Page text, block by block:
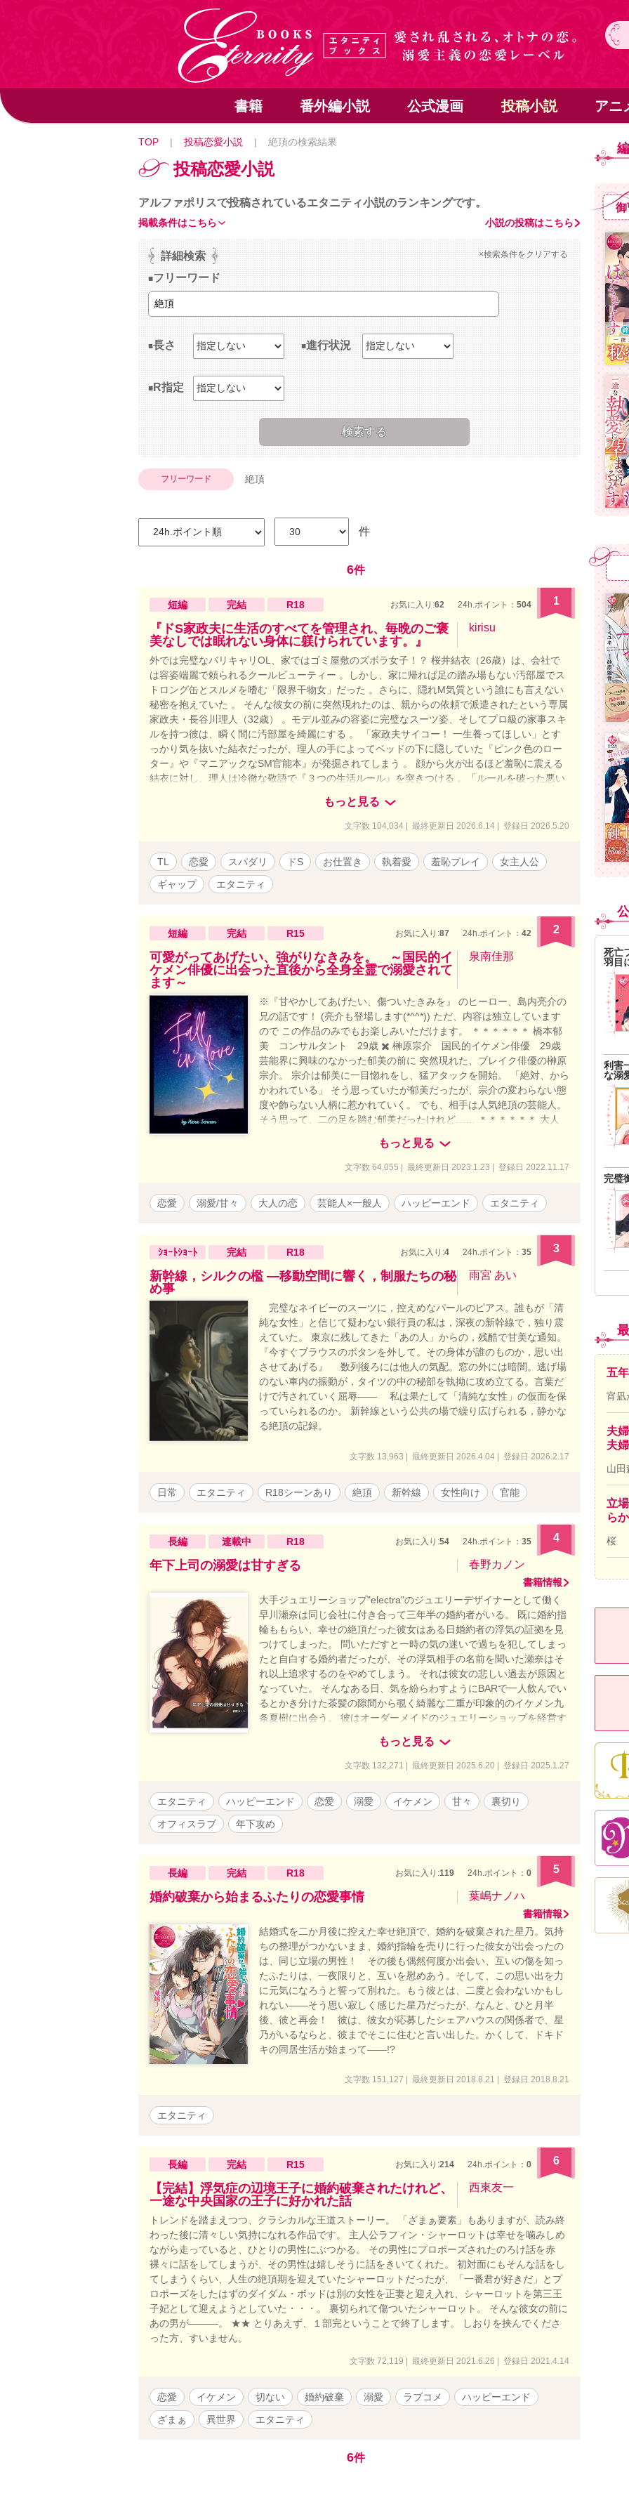
書籍 番外編小説 公式漫画 投稿小説 アニ
TOP | 投稿恋愛小説 | 絶頂の検索結果
投稿恋愛小説
アルファポリスで投稿されているエタニティ小説のランキングです。
小説の投稿はこちら
掲載条件はこちら
詳細検索 ×検索条件をクリアする
フリーワード
長さ 進行状況
R指定
フリーワード 絶頂
件
6件
短編 完結 R18 お気に入り:62 24h.ポイント： 504 1
『ドS家政夫に生活のすべてを管理され、毎晩のご褒
美なしでは眠れない身体に躾けられています。』
kirisu
外では完璧なバリキャリOL、家ではゴミ屋敷のズボラ女子！？ 桜井結衣（26歳）は、会社で
は容姿端麗で頼られるクールビューティー 。しかし、家に帰れば足の踏み場もない汚部屋でス
トロング缶とスルメを嗜む「限界干物女」だった 。さらに、隠れM気質という誰にも言えない
秘密を抱えていた 。 そんな彼女の前に突然現れたのは、親からの依頼で派遣されたという専属
家政夫・長谷川理人（32歳） 。モデル並みの容姿に完璧なスーツ姿、そしてプロ級の家事スキ
ルを持つ彼は、瞬く間に汚部屋を綺麗にする 。 「家政夫サイコー！ 一生養ってほしい」とす
っかり気を抜いた結衣だったが、理人の手によってベッドの下に隠していた『ピンク色のロー
ター』や『マニアックなSM官能本』が発掘されてしまう 。 顔から火が出るほど羞恥に震える
結衣に対し、理人は冷徹な敬語で『３つの生活ルール』を突きつける 。「ルールを破った悪い
子には……そのおもちゃで『躾（お仕置き）』をさせていただきます」 靴下を脱ぎっぱなしに
した罰として、理人の長い脚の上にうつ伏せに乗せられ、自らの手で下着を下ろさせられる屈
辱的なお尻ペンペン 。腸に溜まった悪いものを洗い流すという名目で、逃げ場のない羞恥心と
できました」と別人のように甘く抱きしめられ、発掘されたおもちゃで極上の絶頂を与えられ
るご褒美タイム 。 理人の与える「飴と鞭」に、結衣の心と身体は彼なしでは生きられないほど
依存していく 。 しかし、この完璧な家政夫には、結衣の知らない“裏の顔”があった――。 なぜ
彼は、結衣のすべてをそこまで知り尽くしているのか？ 時折見せる、ただの家政夫とは思えな
通点……。 冷徹な仮面の下に隠された彼の本当の目的とは！？ 愛が重すぎる謎のスパダリによ
る、逃げ場のない極上溺愛調教ライフが幕を開ける！
もっと見る
文字数 104,034 | 最終更新日 2026.6.14 | 登録日 2026.5.20
TL 恋愛 スパダリ ドS お仕置き 執着愛 羞恥プレイ
女主人公
ギャップ
エタニティ
短編 完結 R15 お気に入り:87 24h.ポイント： 42 2
可愛がってあげたい、強がりなきみを。 ～国民的イ
ケメン俳優に出会った直後から全身全霊で溺愛されて
ます～
泉南佳那
※『甘やかしてあげたい、傷ついたきみを』 のヒーロー、島内亮介の
兄の話です！ (亮介も登場します(*^^*)) ただ、内容は独立しています
ので この作品のみでもお楽しみいただけます。 ＊＊＊＊＊＊ 橋本郁
美 コンサルタント 29歳 ✖️ 榊原宗介 国民的イケメン俳優 29歳
芸能界に興味のなかった郁美の前に 突然現れた、ブレイク俳優の榊原
宗介。 宗介は郁美に一目惚れをし、猛アタックを開始。 「絶対、から
かわれている」 そう思っていたが郁美だったが、宗介の変わらない態
度や飾らない人柄に惹かれていく。 でも、相手は人気絶頂の芸能人。
そう思って、二の足を踏む郁美だったけれど…… ＊＊＊＊＊＊ 大人
な、 でもピュアなふたりの恋の行方、 どうぞお楽しみください(*^o^*)
もっと見る
文字数 64,055 | 最終更新日 2023.1.23 | 登録日 2022.11.17
恋愛 溺愛/甘々 大人の恋 芸能人×一般人 ハッピーエンド エタニティ
ｼｮｰﾄｼｮｰﾄ 完結 R18 お気に入り:4 24h.ポイント： 35 3
新幹線，シルクの檻 ―移動空間に響く，制服たちの秘
め事
雨宮 あい
完璧なネイビーのスーツに，控えめなパールのピアス。誰もが「清
純な女性」と信じて疑わない銀行員の私は，深夜の新幹線で，独り震
えていた。 東京に残してきた「あの人」からの，残酷で甘美な通知。
『今すぐブラウスのボタンを外して。その身体が誰のものか，思い出
させてあげる』 数列後ろには他人の気配。窓の外には暗闇。逃げ場
のない車内の振動が，タイツの中の秘部を執拗に攻め立てる。言葉だ
けで汚されていく屈辱—— 私は果たして「清純な女性」の仮面を保
っていられるのか。 新幹線という公共の場で繰り広げられる，静かな
る絶頂の記録。
文字数 13,963 | 最終更新日 2026.4.04 | 登録日 2026.2.17
日常 エタニティ R18シーンあり 絶頂 新幹線 女性向け 官能
長編 連載中 R18 お気に入り:54 24h.ポイント： 35 4
年下上司の溺愛は甘すぎる 春野カノン
書籍情報
大手ジュエリーショップ"electra"のジュエリーデザイナーとして働く
早川瀬奈は同じ会社に付き合って三年半の婚約者がいる。 既に婚約指
輪ももらい、幸せの絶頂だった彼女はある日婚約者の浮気の証拠を見
つけてしまった。 問いただすと一時の気の迷いで過ちを犯してしまっ
たと自白する婚約者だったが、その浮気相手の名前を聞いた瀬奈はそ
れ以上追求するのをやめてしまう。 それは彼女の悲しい過去が原因と
なっていた。 そんなある日、気を紛らわすようにBARで一人飲んでい
るとかき分けた茶髪の隙間から覗く綺麗な二重が印象的のイケメン九
条夏樹に出会う。 彼はオーダーメイドのジュエリーショップを経営す
きりの時の夏樹はとびきり甘く、そして強引な男らしさに瀬奈はどん
どん溺れていく。 瀬奈を幸せにするのはやはり元婚約者なのか、それ
る過去の出来事は一体⋯⋯。 ※表紙はニジジャーニーで作成しました
もっと見る
文字数 132,271 | 最終更新日 2025.6.20 | 登録日 2025.1.27
エタニティ ハッピーエンド 恋愛 溺愛 イケメン 甘々
裏切り
オフィスラブ
年下攻め
長編 完結 R18 お気に入り:119 24h.ポイント： 0 5
婚約破棄から始まるふたりの恋愛事情 葉嶋ナノハ
書籍情報
結婚式を二か月後に控えた幸せ絶頂で、婚約を破棄された星乃。気持
ちの整理がつかないまま、婚約指輪を売りに行った彼女が出会ったの
は、同じ立場の男性！ その後も偶然何度か出会い、互いの傷を知っ
たふたりは、一夜限りと、互いを慰めあう。そして、この思い出を力
に元気になろうと誓って別れた。もう彼とは、二度と会わないかもし
れない――そう思い寂しく感じた星乃だったが、なんと、ひと月半
後、彼と再会！ 彼は、彼女が応募したシェアハウスの関係者で、星
乃がいるならと、彼までそこに住むと言い出した。かくして、ドキド
キの同居生活が始まって――!?
文字数 151,127 | 最終更新日 2018.8.21 | 登録日 2018.8.21
エタニティ
長編 完結 R15 お気に入り:214 24h.ポイント： 0 6
【完結】浮気症の辺境王子に婚約破棄されたけれど、
一途な中央国家の王子に好かれた話
西東友一
トレンドを踏まえつつ、クラシカルな王道ストーリー。 「ざまぁ要素」もありますが、読み終
わった後に清々しい気持になれる作品です。 主人公ラフィン・シャーロットは幸せを噛みしめ
ながら走っていると、ひとりの男性にぶつかる。 その男性にプロポーズされたのろけ話を赤
裸々に話をしてしまうが、その男性は嬉しそうに話をきいてくれた。 初対面にもそんな話をし
てしまうくらい、人生の絶頂期を迎えていたシャーロットだったが、「一番君が好きだ」とプ
ロポーズをしたはずのダイダム・ボッドは別の女性を正妻と迎え入れ、シャーロットを第三王
子妃として迎えようとしていた・・・。 裏切られて傷ついたシャーロット。 そんな彼女の前に
あの男が―――。 ★★ とりあえず、１部完ということで終了します。 しおりを挟んでくださ
った方、すいません。
文字数 72,119 | 最終更新日 2021.6.26 | 登録日 2021.4.14
恋愛 イケメン 切ない 婚約破棄 溺愛 ラブコメ
ハッピーエンド
ざまぁ
異世界 エタニティ
6件
死亡
羽目
利害
な溺
完璧
五
宵凪
夫
夫
山田
立
ら
桜